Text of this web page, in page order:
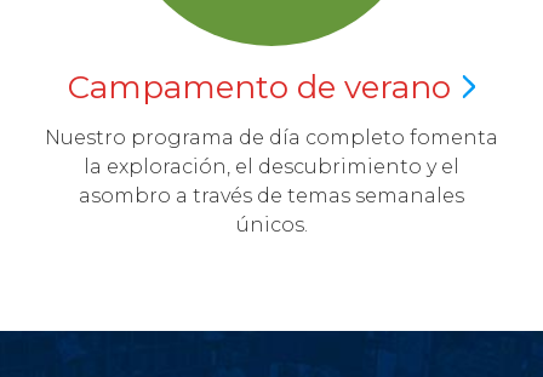
Campamento de verano
Nuestro programa de día completo fomenta
la exploración, el descubrimiento y el
asombro a través de temas semanales
únicos.